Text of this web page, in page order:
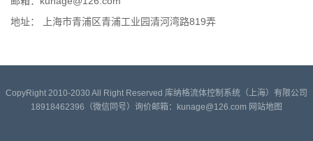
地址： 上海市青浦区青浦工业园清河湾路819弄
CopyRight 2010-2030 All Right Reserved 库纳格流体控制系统（上海）有限公司
18918462396（微信同号）询价邮箱：kunage@126.com 网站地图